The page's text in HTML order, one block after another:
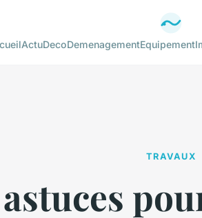
ActuDecoDemenagementEquipement
TRAVAUX